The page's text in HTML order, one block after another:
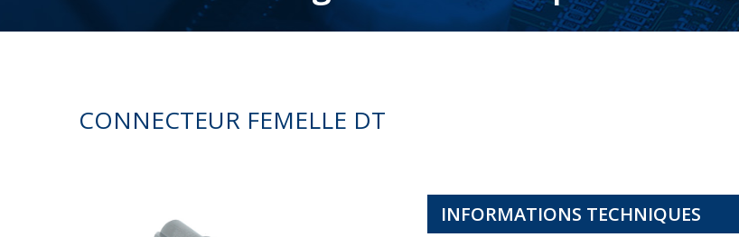
CONNECTEUR FEMELLE DT
INFORMATIONS TECHNIQUES